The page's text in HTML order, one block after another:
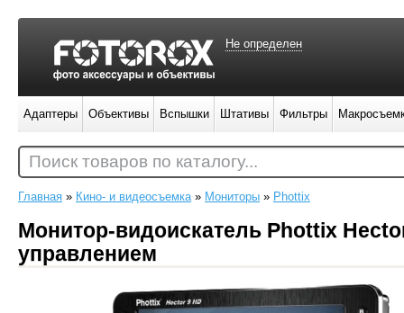
Главная » Кино- и видеосъемка» Мониторы » Phottix
Монитор-видоискатель Phottix
управлением
Не определен
Адаптеры Объективы Вспышки Штативы Фильтры
Поиск товаров по каталогу...